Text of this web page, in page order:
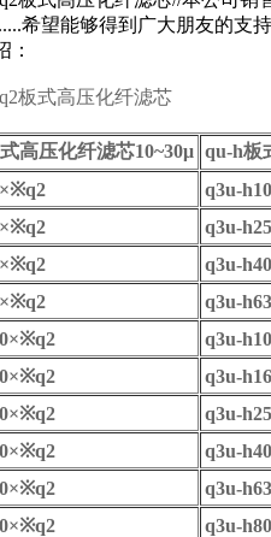
希望能够得到广大朋友的支
：
板式高压化纤滤芯
高压化纤滤芯10~30μ qu-h板
×※q2 q3u-h10
×※q2 q3u-h25
×※q2 q3u-h40
×※q2 q3u-h63
×※q2 q3u-
×※q2 q3u-
×※q2 q3u-
×※q2 q3u-
×※q2 q3u-
×※q2 q3u-